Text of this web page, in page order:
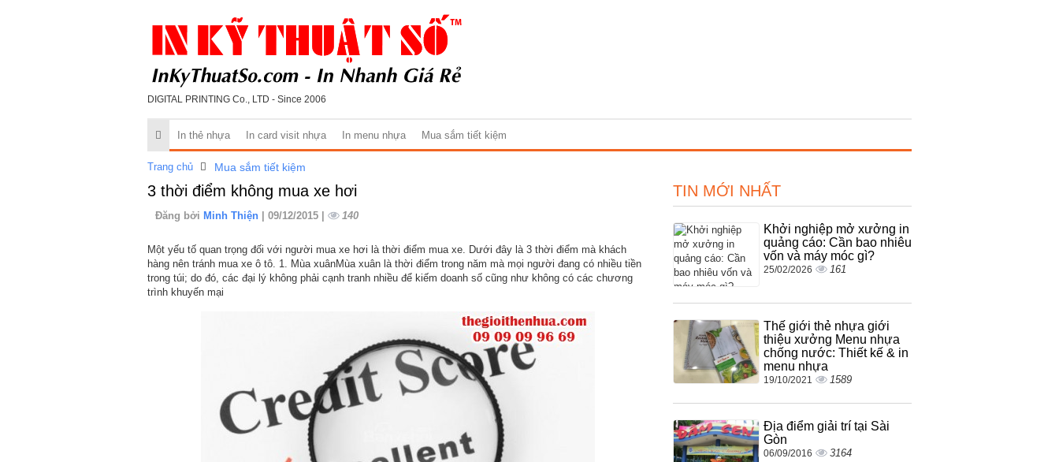
DIGITAL PRINTING Co., LTD - Since 2006
In thẻ nhựa In card visit nhựa In menu nhựa Mua sắm tiết kiệm
Trang chủ Mua sắm tiết kiệm
3 thời điểm không mua xe hơi
Đăng bởi Minh Thiện | 09/12/2015 | 140
Một yếu tố quan trọng đối với người mua xe hơi là thời điểm mua xe. Dưới đây là 3 thời điểm mà khách
hàng nên tránh mua xe ô tô. 1. Mùa xuânMùa xuân là thời điểm trong năm mà mọi người đang có nhiều tiền
trong túi; do đó, các đại lý không phải cạnh tranh nhiều để kiếm doanh số cũng như không có các chương
trình khuyến mại
TIN MỚI NHẤT
Khởi nghiệp mở xưởng in
quảng cáo: Cần bao nhiêu
vốn và máy móc gì?
25/02/2026 161
Thế giới thẻ nhựa giới
thiệu xưởng Menu nhựa
chống nước: Thiết kế & in
menu nhựa
19/10/2021 1589
Địa điểm giải trí tại Sài
Gòn
06/09/2016 3164